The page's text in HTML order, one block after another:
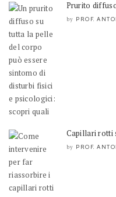
Prurito
by PROF.
Capillari rotti
by PROF.